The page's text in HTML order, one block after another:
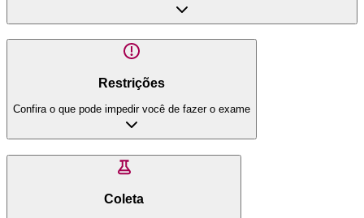
Restrições
Confira o que pode impedir você de fazer o exame
Coleta